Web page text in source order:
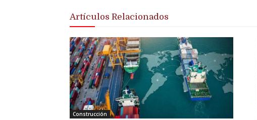
Artículos Relacionados
Construcción